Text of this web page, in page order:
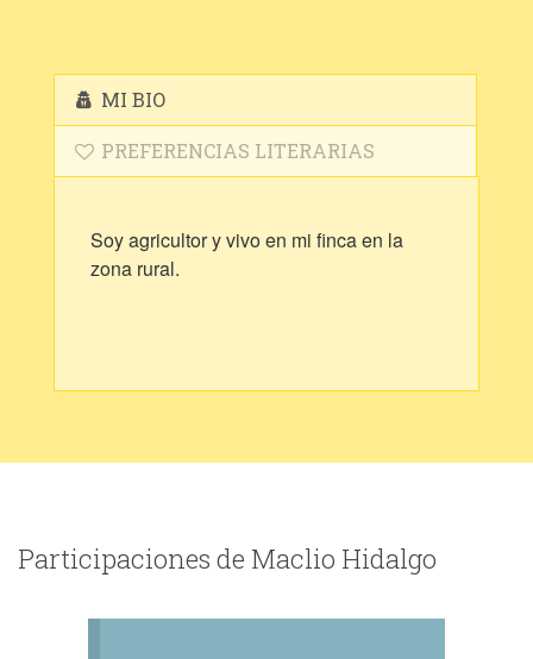
MI BIO
PREFERENCIAS LITERARIAS
Soy agricultor y vivo en mi finca en la
zona rural.
Participaciones de Maclio Hidalgo